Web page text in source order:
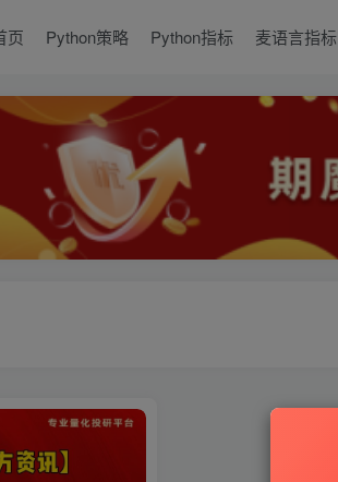
页 Python策略 Python指标 麦语言指标